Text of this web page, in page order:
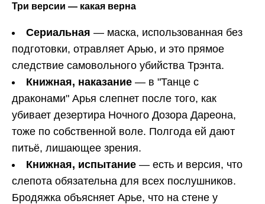
Три версии — какая верна
Сериальная — маска, использованная без
подготовки, отравляет Арью, и это прямое
следствие самовольного убийства Трэнта.
Книжная, наказание — в "Танце с
драконами" Арья слепнет после того, как
убивает дезертира Ночного Дозора Дареона,
тоже по собственной воле. Полгода ей дают
питьё, лишающее зрения.
Книжная, испытание — есть и версия, что
слепота обязательна для всех послушников.
Бродяжка объясняет Арье, что на стене у